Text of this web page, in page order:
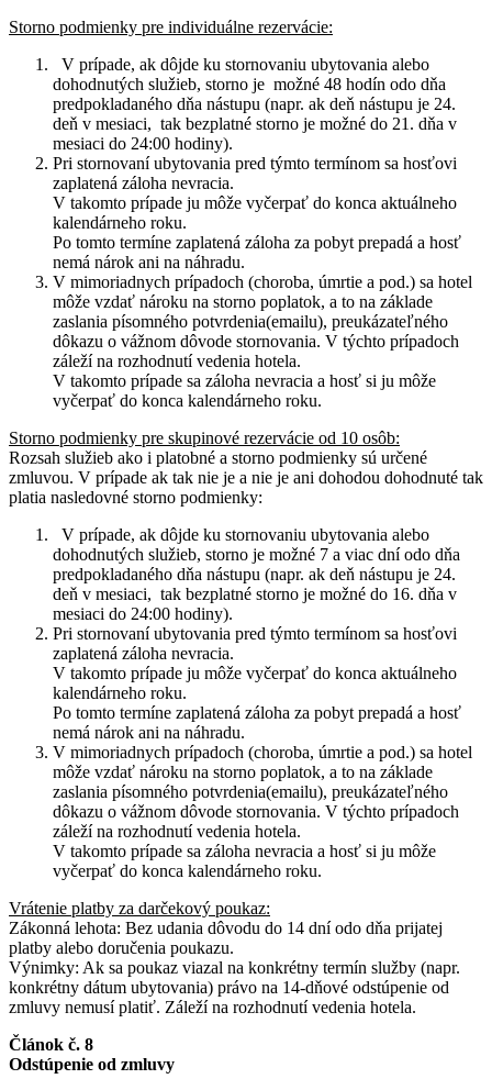
Storno podmienky pre individuálne rezervácie:
V prípade, ak dôjde ku stornovaniu ubytovania alebo
dohodnutých služieb, storno je možné 48 hodín odo dňa
predpokladaného dňa nástupu (napr. ak deň nástupu je 24.
deň v mesiaci, tak bezplatné storno je možné do 21. dňa v
mesiaci do 24:00 hodiny).
Pri stornovaní ubytovania pred týmto termínom sa hosťovi
zaplatená záloha nevracia.
V takomto prípade ju môže vyčerpať do konca aktuálneho
kalendárneho roku.
Po tomto termíne zaplatená záloha za pobyt prepadá a hosť
nemá nárok ani na náhradu.
V mimoriadnych prípadoch (choroba, úmrtie a pod.) sa hotel
môže vzdať nároku na storno poplatok, a to na základe
zaslania písomného potvrdenia(emailu), preukázateľného
dôkazu o vážnom dôvode stornovania. V týchto prípadoch
záleží na rozhodnutí vedenia hotela.
V takomto prípade sa záloha nevracia a hosť si ju môže
vyčerpať do konca kalendárneho roku.
Storno podmienky pre skupinové rezervácie od 10 osôb:
Rozsah služieb ako i platobné a storno podmienky sú určené
zmluvou. V prípade ak tak nie je a nie je ani dohodou dohodnuté tak
platia nasledovné storno podmienky:
V prípade, ak dôjde ku stornovaniu ubytovania alebo
dohodnutých služieb, storno je možné 7 a viac dní odo dňa
predpokladaného dňa nástupu (napr. ak deň nástupu je 24.
deň v mesiaci, tak bezplatné storno je možné do 16. dňa v
mesiaci do 24:00 hodiny).
Pri stornovaní ubytovania pred týmto termínom sa hosťovi
zaplatená záloha nevracia.
V takomto prípade ju môže vyčerpať do konca aktuálneho
kalendárneho roku.
Po tomto termíne zaplatená záloha za pobyt prepadá a hosť
nemá nárok ani na náhradu.
V mimoriadnych prípadoch (choroba, úmrtie a pod.) sa hotel
môže vzdať nároku na storno poplatok, a to na základe
zaslania písomného potvrdenia(emailu), preukázateľného
dôkazu o vážnom dôvode stornovania. V týchto prípadoch
záleží na rozhodnutí vedenia hotela.
V takomto prípade sa záloha nevracia a hosť si ju môže
vyčerpať do konca kalendárneho roku.
Vrátenie platby za darčekový poukaz:
Zákonná lehota: Bez udania dôvodu do 14 dní odo dňa prijatej
platby alebo doručenia poukazu.
Výnimky: Ak sa poukaz viazal na konkrétny termín služby (napr.
konkrétny dátum ubytovania) právo na 14-dňové odstúpenie od
zmluvy nemusí platiť. Záleží na rozhodnutí vedenia hotela.
Článok č. 8
Odstúpenie od zmluvy